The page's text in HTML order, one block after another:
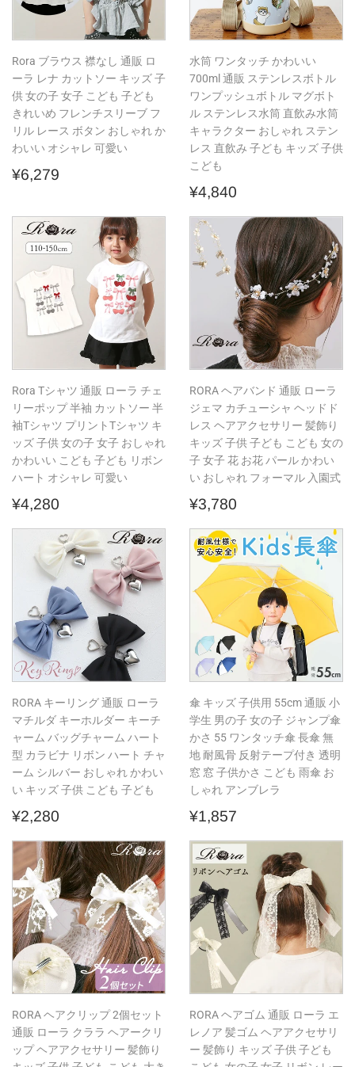
Rora ブラウス 襟なし 通販 ロ
ーラ レナ カットソー キッズ 子
供 女の子 女子 こども 子ども
きれいめ フレンチスリーブ フ
リル レース ボタン おしゃれ か
わいい オシャレ 可愛い
通
格
¥6,279
水筒 ワンタッチ かわいい
700ml 通販 ステンレスボトル
ワンプッシュボトル マグボト
ル ステンレス水筒 直飲み水筒
キャラクター おしゃれ ステン
レス 直飲み 子ども キッズ 子供
こども
通
価
格
¥4,840
Rora Tシャツ 通販 ローラ チェ
リーポップ 半袖 カットソー 半
袖Tシャツ プリントTシャツ キ
ッズ 子供 女の子 女子 おしゃれ
かわいい こども 子ども リボン
ハート オシャレ 可愛い
通
¥4,280
RORA ヘアバンド 通販 ローラ
ジェマ カチューシャ ヘッドド
レス ヘアアクセサリー 髪飾り
キッズ 子供 子ども こども 女の
子 女子 花 お花 パール かわい
い おしゃれ フォーマル 入園式
通
価
格
¥3,780
RORA キーリング 通販 ローラ
マチルダ キーホルダー キーチ
ャーム バッグチャーム ハート
型 カラビナ リボン ハート チャ
ーム シルバー おしゃれ かわい
い キッズ 子供 こども 子ども
通
価
格
¥2,280
傘 キッズ 子供用 55cm 通販 小
学生 男の子 女の子 ジャンプ傘
かさ 55 ワンタッチ傘 長傘 無
地 耐風骨 反射テープ付き 透明
窓 窓 子供かさ こども 雨傘 お
しゃれ アンブレラ
通
価
格
¥1,857
RORA ヘアクリップ 2個セット
通販 ローラ クララ ヘアークリ
ップ ヘアアクセサリー 髪飾り
RORA ヘアゴム 通販 ローラ エ
レノア 髪ゴム ヘアアクセサリ
ー 髪飾り キッズ 子供 子ども